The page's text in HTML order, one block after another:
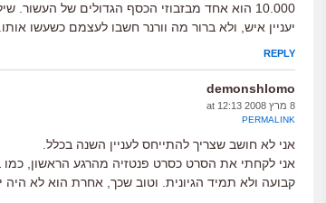
10.000 הוא אחד מבזבוזי הכסף הגדולים של
יעניין איש, ולא ברור מה וורנר חשבו לעצמם כשעשו
REPLY
demonshlomo
8 מרץ 2008 at 12:13
PERMALINK
אני לא חושב שצריך להתייחס לעניין השנה בכלל.
אני לקחתי את הסרט כסרט פנטזיה מהרגע הראשון,
קבועה ולא תמיד הגיונית. וטוב שכך, אחרת הוא לא היה